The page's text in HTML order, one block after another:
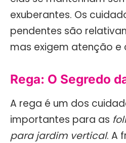
exuberantes. Os
pendentes são
mas exigem atenção e
Rega: O Segredo
A rega é um dos
importantes para as
para jardim vertical. A